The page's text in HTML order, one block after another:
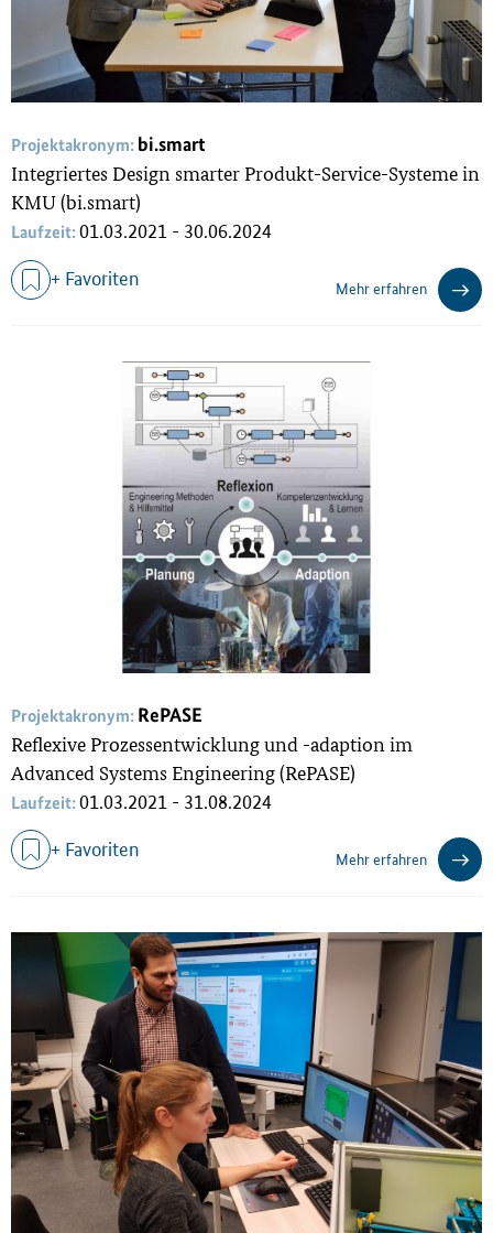
Projektakronym: bi.smart
Integriertes Design smarter Produkt-Service-Systeme in
KMU (bi.smart)
Laufzeit:01.03.2021 - 30.06.2024
+ Favoriten Mehr erfahren
Projektakronym: RePASE
Reflexive Prozessentwicklung und -adaption im
Advanced Systems Engineering (RePASE)
Laufzeit:01.03.2021 - 31.08.2024
+ Favoriten Mehr erfahren